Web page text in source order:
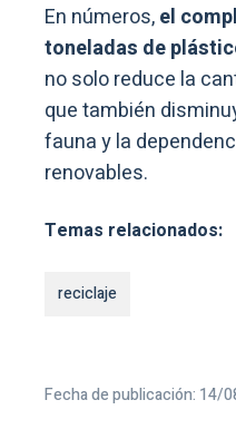
En números,el
toneladas de
no solo reduce la
que también
fauna y la
renovables.
Temas relacionados:
reciclaje
Fecha de publicación: 14/